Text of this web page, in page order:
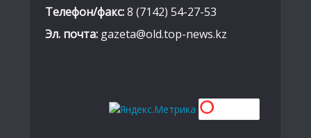
Телефон/факс:8 (7142) 54-27-53
Эл. почта: gazeta@old.top-news.kz